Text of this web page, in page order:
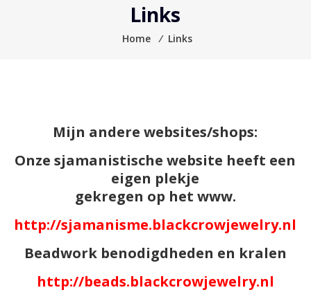
Links
Home ⁄ Links
Mijn andere websites/shops:
Onze sjamanistische website heeft een
eigen plekje
gekregen op het www.
http://sjamanisme.blackcrowjewelry.nl
Beadwork benodigdheden en kralen
http://beads.blackcrowjewelry.nl